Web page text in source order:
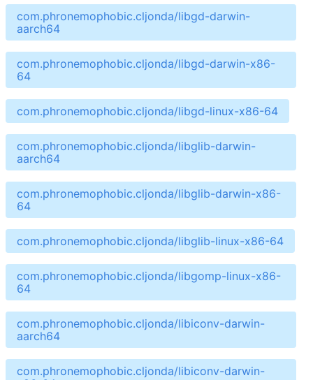
com.phronemophobic.cljonda/libgd-darwin-
aarch64
com.phronemophobic.cljonda/libgd-darwin-x86-
64
com.phronemophobic.cljonda/libgd-linux-x86-64
com.phronemophobic.cljonda/libglib-darwin-
aarch64
com.phronemophobic.cljonda/libglib-darwin-x86-
64
com.phronemophobic.cljonda/libglib-linux-x86-64
com.phronemophobic.cljonda/libgomp-linux-x86-
64
com.phronemophobic.cljonda/libiconv-darwin-
aarch64
com.phronemophobic.cljonda/libiconv-darwin-